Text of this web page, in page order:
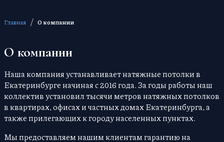
Главная / О компании
О компании
Наша компания устанавливает натяжные потолки в
Екатеринбурге начиная с 2016 года. За годы работы наш
коллектив установил тысячи метров натяжных потолков
в квартирах, офисах и частных домах Екатеринбурга, а
также прилегающих к городу населенных пунктах.
Мы предоставляем нашим клиентам гарантию на